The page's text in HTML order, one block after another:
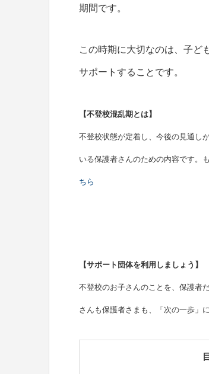
期間です。
この時期に大切なのは、子ど
サポートすることです。
【不登校混乱期とは】
不登校状態が定着し、今後の見通し
いる保護者さんのための内容です。
ちら
【サポート団体を利用しましょう】
不登校のお子さんのことを、保護者
さんも保護者さまも、「次の一歩」